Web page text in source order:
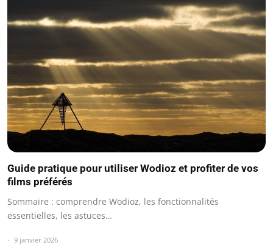
Guide pratique pour utiliser Wodioz et profiter de vos
films préférés
Sommaire : comprendre Wodioz, les fonctionnalités
essentielles, les astuces…
9 janvier 2026